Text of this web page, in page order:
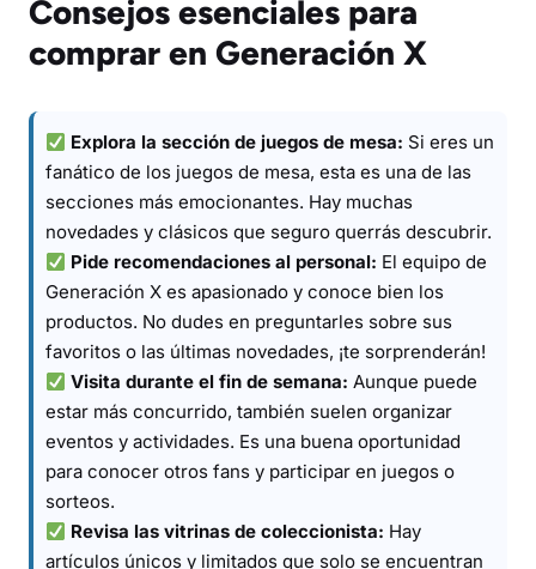
Consejos esenciales para
comprar en Generación X
Explora la sección de juegos de mesa: Si eres un
fanático de los juegos de mesa, esta es una de las
secciones más emocionantes. Hay muchas
novedades y clásicos que seguro querrás descubrir.
Pide recomendaciones al personal: El equipo de
Generación X es apasionado y conoce bien los
productos. No dudes en preguntarles sobre sus
favoritos o las últimas novedades, ¡te sorprenderán!
Visita durante el fin de semana: Aunque puede
estar más concurrido, también suelen organizar
eventos y actividades. Es una buena oportunidad
para conocer otros fans y participar en juegos o
sorteos.
Revisa las vitrinas de coleccionista: Hay
artículos únicos y limitados que solo se encuentran